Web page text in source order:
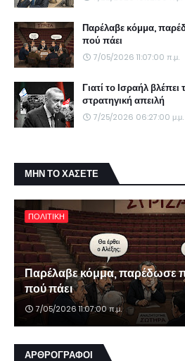
Παρέλαβε κόμμα,
πού πάει
7/05/2026 11:07:00 π.μ.
Γιατί το Ισραήλ
στρατηγική απειλή
7/25/2026 06:27:00 μ.μ.
ΜΗΝ ΤΟ ΧΑΣΕΤΕ
ΠΟΛΙΤΙΚΗ
Παρέλαβε κόμμα, παρέδωσε
πού πάει
7/05/2026 11:07:00 π.μ.
ΑΡΘΡΟΓΡΑΦΟΙ